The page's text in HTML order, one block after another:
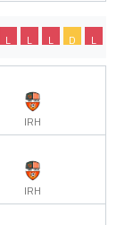
L
D
L
L
L
IRH
IRH